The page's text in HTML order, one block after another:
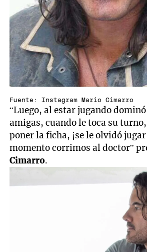
Fuente: Instagram Mario Cimarro
“Luego, al estar jugando
amigas, cuando le toca su
poner la ficha, ¡se le olvidó
momento corrimos al doctor”
Cimarro.